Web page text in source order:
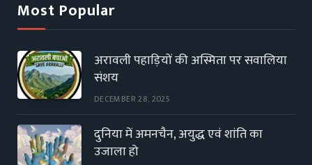
Most Popular
अरावली पहाड़ियों की अस्मिता पर सवालिया
संशय
DECEMBER 28, 2025
दुनिया में अमनचैन, अयुद्ध एवं शांति का
उजाला हो